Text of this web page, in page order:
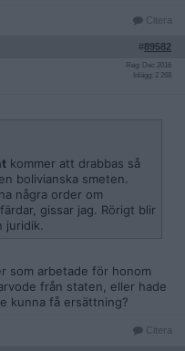
Citera
#89582
Reg: Dec 2016
Inlägg: 2 268
kommer att drabbas så
bolivianska smeten.
några order om
gissar jag. Rörigt blir
som arbetade för honom
från staten, eller hade
kunna få ersättning?
Citera